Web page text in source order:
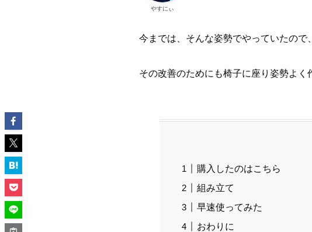
やすにぃ
今までは、そんな姿勢でやっていたので
その改善のためにも椅子に座り姿勢よく
購入したのはこちら
組み立て
早速使ってみた
おわりに